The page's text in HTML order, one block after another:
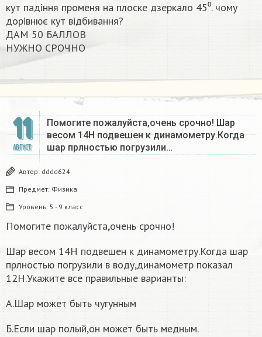
кут падіння променя на плоске дзеркало 45⁰. чому
дорівнює кут відбивання?
ДАМ 50 БАЛЛОВ
НУЖНО СРОЧНО​
11
АВГУСТ
Помогите пожалуйста,очень срочно! Шар
весом 14Н подвешен к динамометру.Когда
шар прлностью погрузили…
Автор: dddd624
Предмет: Физика
Уровень: 5 - 9 класс
Помогите пожалуйста,очень срочно!
Шар весом 14Н подвешен к динамометру.Когда шар
прлностью погрузили в воду,динамометр показал
12Н.Укажите все правильные варианты:
А.Шар может быть чугунным
Б.Если шар полый,он может быть медным.